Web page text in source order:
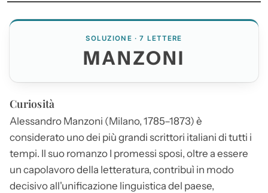
SOLUZIONE · 7 LETTERE
MANZONI
Curiosità
Alessandro Manzoni (Milano, 1785–1873) è
considerato uno dei più grandi scrittori italiani di tutti i
tempi. Il suo romanzo I promessi sposi, oltre a essere
un capolavoro della letteratura, contribuì in modo
decisivo all'unificazione linguistica del paese,